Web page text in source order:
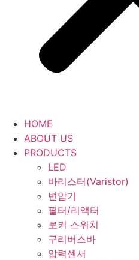
HOME
ABOUT US
PRODUCTS
LED
바리스터(Varistor)
변압기
필터/리액터
로커 스위치
구리버스바
압력센서